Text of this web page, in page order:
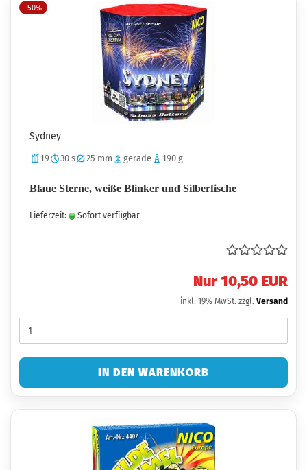
-50%
Sydney
19 30 s 25 mm gerade 190 g
Blaue Sterne, weiße Blinker und Silberfische
Lieferzeit: Sofort verfügbar
Nur 10,50 EUR
inkl. 19% MwSt. zzgl. Versand
IN DEN WARENKORB